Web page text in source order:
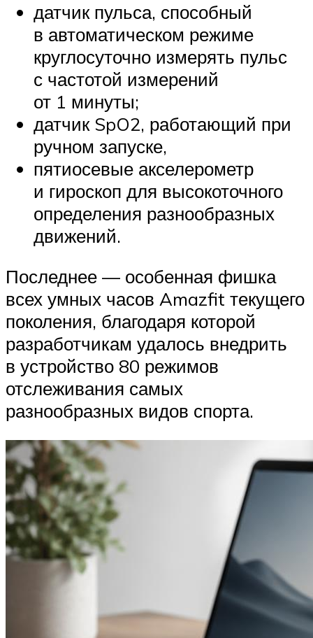
датчик пульса, способный
в автоматическом режиме
круглосуточно измерять пульс
с частотой измерений
от 1 минуты;
датчик SpO2, работающий при
ручном запуске,
пятиосевые акселерометр
и гироскоп для высокоточного
определения разнообразных
движений.
Последнее — особенная фишка
всех умных часов Amazfit текущего
поколения, благодаря которой
разработчикам удалось внедрить
в устройство 80 режимов
отслеживания самых
разнообразных видов спорта.